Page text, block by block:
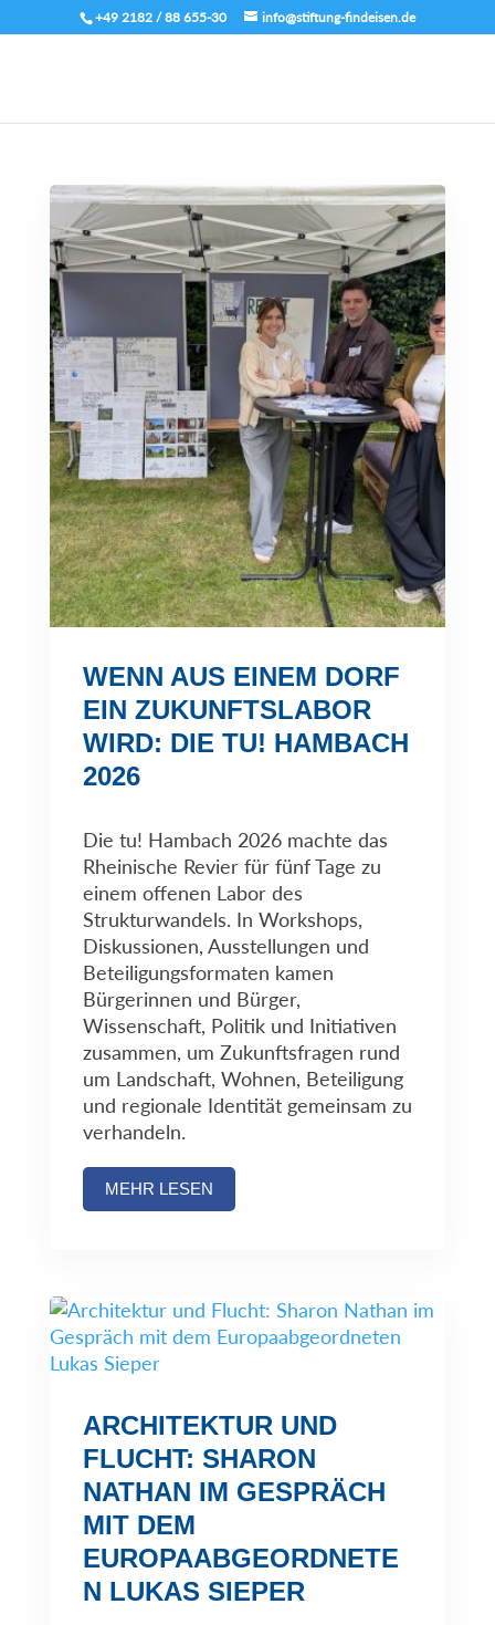
+49 2182 / 88 655-30 info@stiftung-findeisen.de
WENN AUS EINEM DORF
EIN ZUKUNFTSLABOR
WIRD: DIE TU! HAMBACH
2026
Die tu! Hambach 2026 machte das
Rheinische Revier für fünf Tage zu
einem offenen Labor des
Strukturwandels. In Workshops,
Diskussionen, Ausstellungen und
Beteiligungsformaten kamen
Bürgerinnen und Bürger,
Wissenschaft, Politik und Initiativen
zusammen, um Zukunftsfragen rund
um Landschaft, Wohnen, Beteiligung
und regionale Identität gemeinsam zu
verhandeln.
MEHR LESEN
ARCHITEKTUR UND
FLUCHT: SHARON
NATHAN IM GESPRÄCH
MIT DEM
EUROPAABGEORDNETE
N LUKAS SIEPER